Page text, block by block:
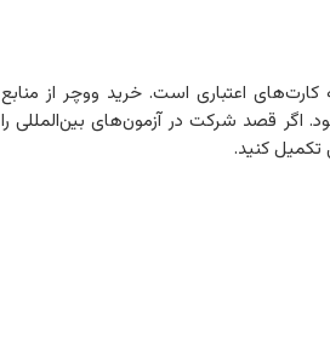
کارت‌های اعتباری است. خرید ووچر از منابع
اگر قصد شرکت در آزمون‌های بین‌المللی را
تکمیل کنید.